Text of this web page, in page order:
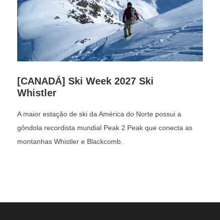
Mais informações da montanha !?
SAIBA TUDO AQUI
[CANADÁ] Ski Week 2027 Ski
Whistler
A maior estação de ski da América do Norte possui a
gôndola recordista mundial Peak 2 Peak que conecta as
montanhas Whistler e Blackcomb.